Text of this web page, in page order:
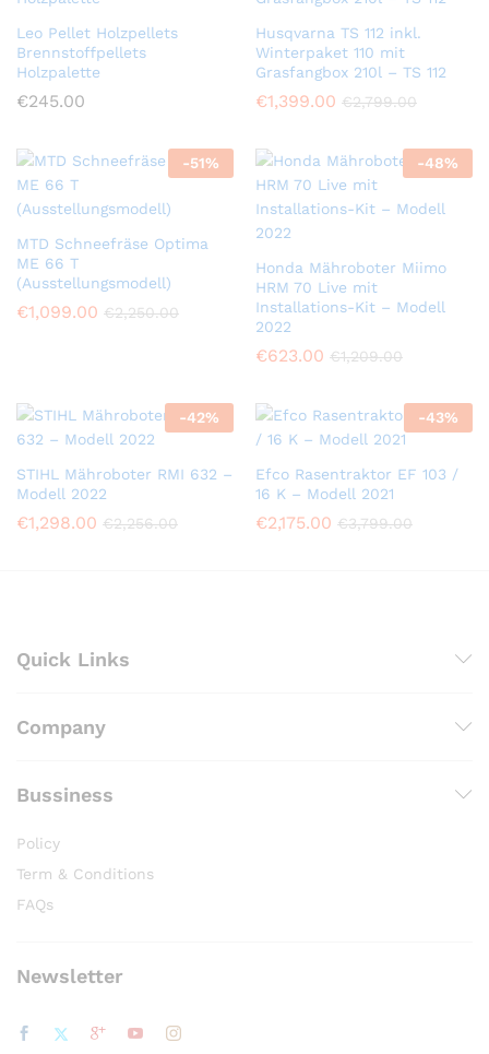
Leo Pellet Holzpellets
Brennstoffpellets
Holzpalette
€245.00
Husqvarna TS 112 inkl.
Winterpaket 110 mit
Grasfangbox 210l – TS 112
€1,399.00 €2,799.00
-51%
MTD Schneefräse Optima
ME 66 T
(Ausstellungsmodell)
€1,099.00 €2,250.00
-48%
Honda Mähroboter Miimo
HRM 70 Live mit
Installations-Kit – Modell
2022
€623.00 €1,209.00
-42%
STIHL Mähroboter RMI 632 –
Modell 2022
€1,298.00 €2,256.00
-43%
Efco Rasentraktor EF 103 /
16 K – Modell 2021
€2,175.00 €3,799.00
Quick Links
Company
Bussiness
Policy
Term & Conditions
FAQs
Newsletter